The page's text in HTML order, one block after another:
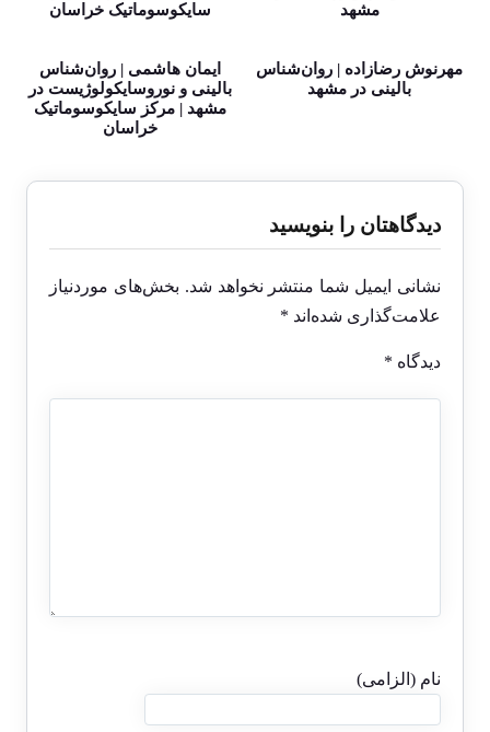
مشهد
سایکوسوماتیک خراسان
مهرنوش رضازاده | روان‌شناس
بالینی در مشهد
ایمان هاشمی | روان‌شناس
بالینی و نوروسایکولوژیست در
مشهد | مرکز سایکوسوماتیک
خراسان
دیدگاهتان را بنویسید
نشانی ایمیل شما منتشر نخواهد شد. بخش‌های موردنیاز
علامت‌گذاری شده‌اند *
دیدگاه *
نام (الزامی)